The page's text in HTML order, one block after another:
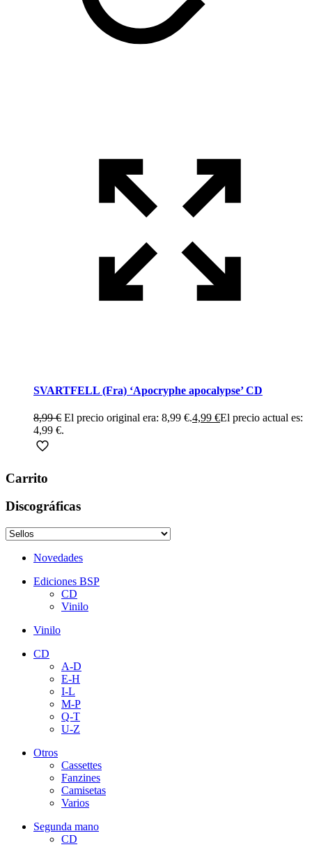
SVARTFELL (Fra) ‘Apocryphe apocalypse’ CD
8,99€ El precio original era: 8,99 €.4,99 €El precio actual es:
4,99 €.
Carrito
Discográficas
Novedades
Ediciones BSP
CD
Vinilo
Vinilo
CD
A-D
E-H
I-L
M-P
Q-T
U-Z
Otros
Cassettes
Fanzines
Camisetas
Varios
Segunda mano
CD